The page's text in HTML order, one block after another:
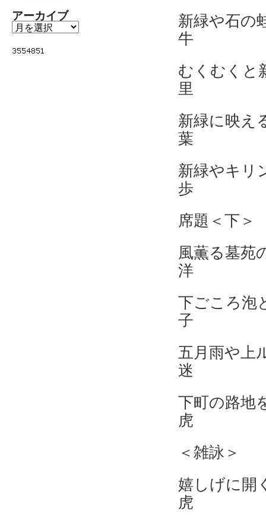
新緑や
牛
むくむ
里
新緑に
葉
新緑や
歩
席題＜下＞
風薫る
洋
下ごこ
子
五月雨
迷
下町の
虎
＜雑詠＞
嬉しげ
虎
アーカイブ